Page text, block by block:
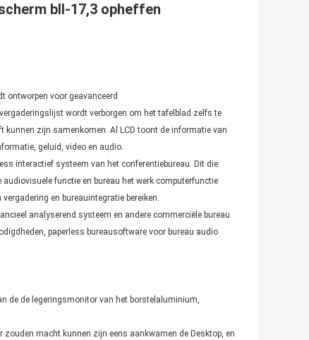
bll-17,3 opheffen
ontworpen voor geavanceerd
wordt verborgen om het tafelblad zelfs te
zijn samenkomen. Al LCD toont de informatie van
geluid, video en audio.
interactief systeem van het conferentiebureau. Dit die
functie en bureau het werk computerfunctie
en bureauintegratie bereiken.
analyserend systeem en andere commerciële bureau
paperless bureausoftware voor bureau audio
de de legeringsmonitor van het borstelaluminium,
macht kunnen zijn eens aankwamen de Desktop, en